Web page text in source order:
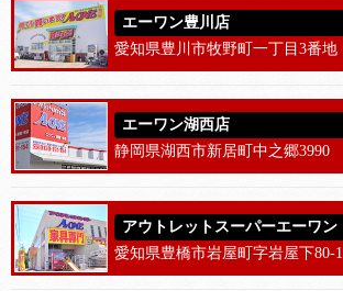
エーワン豊川店
愛知県豊川市牧野町一丁目3番地
エーワン湖西店
静岡県湖西市新居町中之郷3990
アウトレットスーパーエーワン
愛知県豊橋市岩屋町字岩屋下80-1